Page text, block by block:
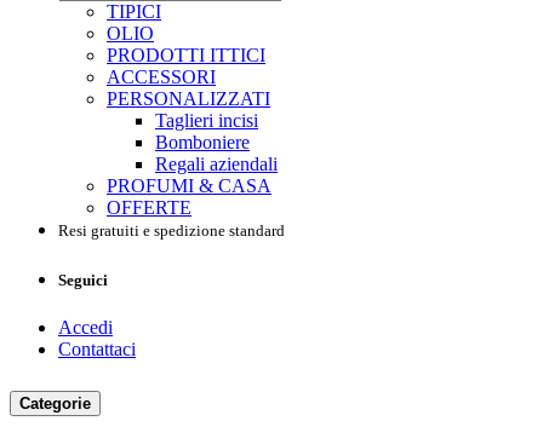
TIPICI
OLIO
PRODOTTI ITTICI
ACCESSORI
PERSONALIZZATI
Taglieri incisi
Bomboniere
Regali aziendali
PROFUMI & CASA
OFFERTE
Resi gratuiti e spedizione standard
Seguici
Accedi
Contattaci
Categorie